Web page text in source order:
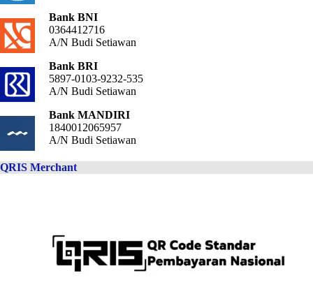
Bank BNI
0364412716
A/N Budi Setiawan
Bank BRI
5897-0103-9232-535
A/N Budi Setiawan
Bank MANDIRI
1840012065957
A/N Budi Setiawan
QRIS Merchant